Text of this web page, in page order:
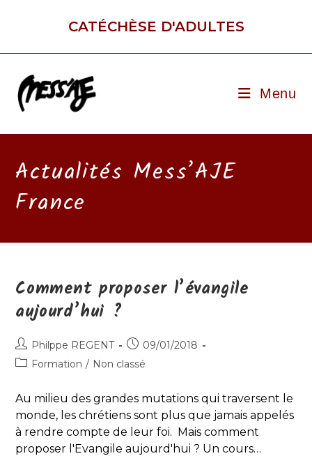
CATÉCHÈSE D'ADULTES
Menu
Actualités Mess’AJE
France
Comment proposer l’évangile
aujourd’hui ?
Auteur/autrice
de
Philppe REGENT
Publication
publiée :
09/01/2018
PostFormation / Non classé
Au milieu des grandes mutations qui traversent le
monde, les chrétiens sont plus que jamais appelés
à rendre compte de leur foi. Mais comment
proposer l'Evangile aujourd'hui ? Un cours…